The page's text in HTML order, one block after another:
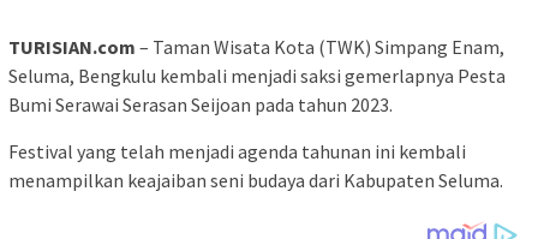
TURISIAN.com – Taman Wisata Kota (TWK) Simpang Enam,
Seluma, Bengkulu kembali menjadi saksi gemerlapnya Pesta
Bumi Serawai Serasan Seijoan pada tahun 2023.
Festival yang telah menjadi agenda tahunan ini kembali
menampilkan keajaiban seni budaya dari Kabupaten Seluma.